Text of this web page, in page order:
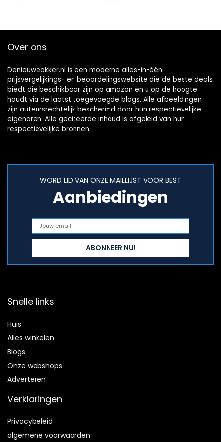
Over ons
Denieuweakker.nl is een moderne alles-in-één
prijsvergelijkings- en beoordelingswebsite die de beste deals
biedt die beschikbaar zijn op amazon en u op de hoogte
houdt via de laatst toegevoegde blogs. Alle afbeeldingen
zijn auteursrechtelijk beschermd door hun respectievelijke
eigenaren. Alle geciteerde inhoud is afgeleid van hun
respectievelijke bronnen.
WORD LID VAN ONZE MAILLIJST VOOR BEST
Aanbiedingen
Snelle links
Huis
Alles winkelen
Blogs
Onze webshops
Adverteren
Verklaringen
Privacybeleid
algemene voorwaarden